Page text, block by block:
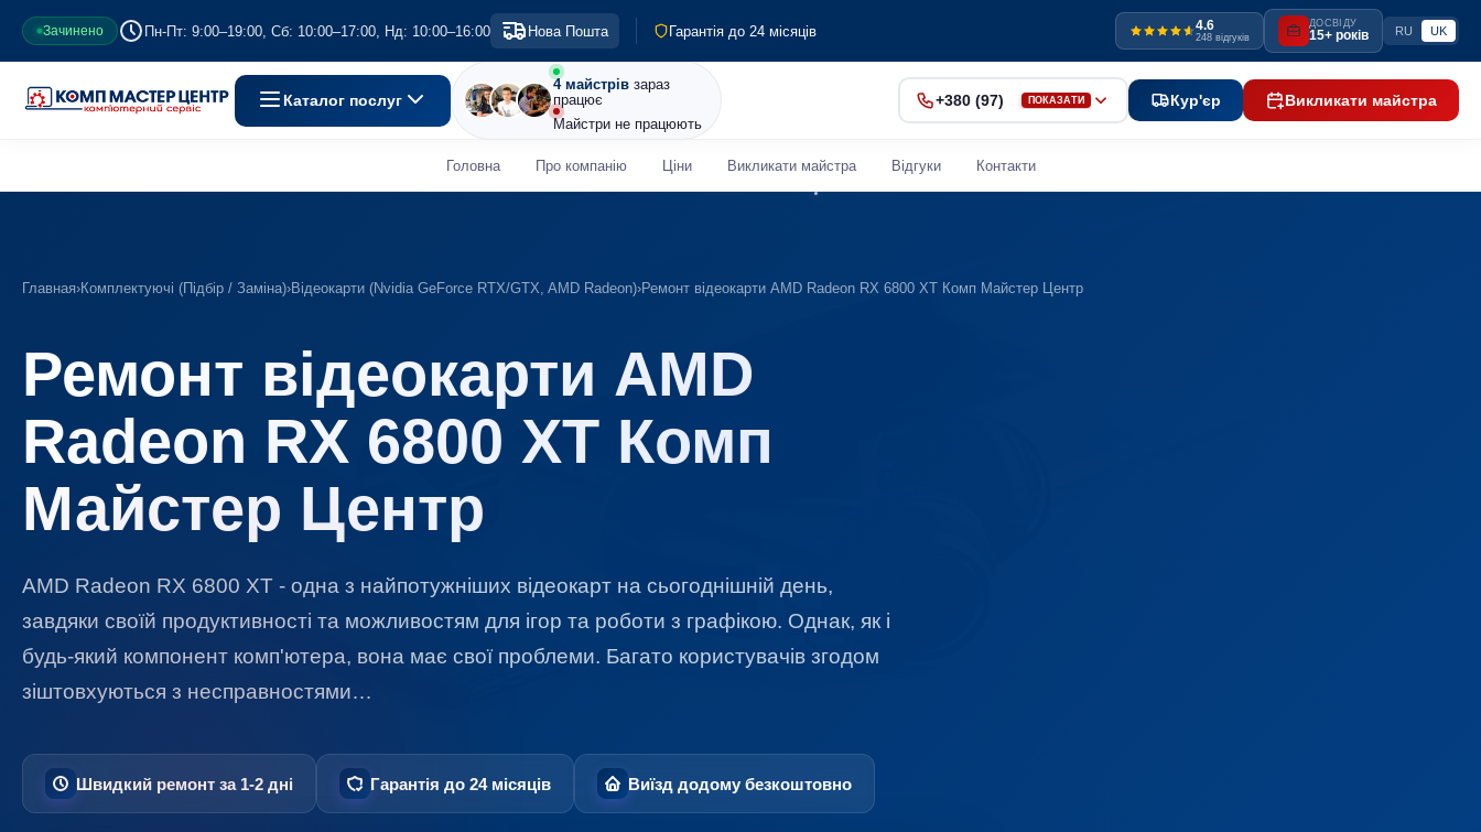
Зачинено Пн-Пт: 9:00–19:00, Сб: 10:00–17:00, Нд: 10:00–16:00 Нова Пошта
Діагностика 0 грн
4.6
248 відгуків
ДОСВІДУ
15+ років RU UK
Каталог послуг
4 майстрівзараз
працює
Майстри не працюють
+380 (97) ПОКАЗАТИ Кур'єр Викликати майстра
Головна Про компанію Ціни Викликати майстра Відгуки Контакти
Главная›Комплектуючі (Підбір / Заміна)›Відеокарти (Nvidia GeForce RTX/GTX, AMD Radeon)›Ремонт відеокарти AMD Radeon RX 6800 XT Комп Майстер Центр
Ремонт відеокарти AMD
Radeon RX 6800 XT Комп
Майстер Центр
AMD Radeon RX 6800 XT - одна з найпотужніших відеокарт на сьогоднішній день,
завдяки своїй продуктивності та можливостям для ігор та роботи з графікою. Однак, як і
будь-який компонент комп'ютера, вона має свої проблеми. Багато користувачів згодом
зіштовхуються з несправностями…
Швидкий ремонт за 1-2 дні Гарантія до 24 місяців Виїзд додому безкоштовно